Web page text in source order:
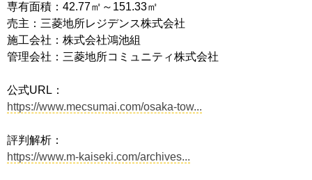
専有面積：42.77㎡～151.33㎡
売主：三菱地所レジデンス株式会社
施工会社：株式会社鴻池組
管理会社：三菱地所コミュニティ株式会社
公式URL：
https://www.mecsumai.com/osaka-tow...
評判解析：
https://www.m-kaiseki.com/archives...